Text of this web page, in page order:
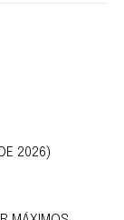
2026)